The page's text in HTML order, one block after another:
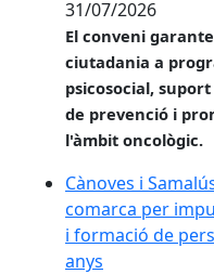
31/07/2026
El conveni
ciutadania a
psicosocial,
de prevenció i
l'àmbit oncològic.
Cànoves i
Cànoves i
comarca per
i formació de
anys